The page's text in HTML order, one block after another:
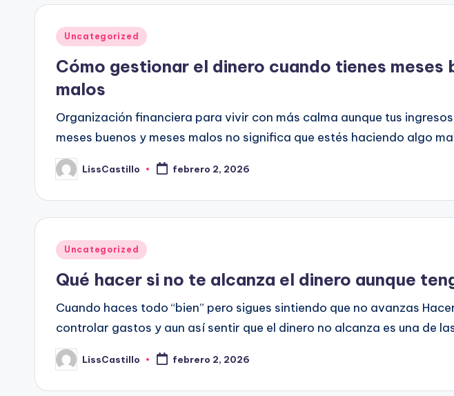
Publicado
Uncategorized
Cómo gestionar el dinero cuando tienes meses
malos
Organización financiera para vivir con más calma aunque tus
meses buenos y meses malos no significa que estés haciendo algo
Publicado
por
LissCastillo febrero 2, 2026
Publicado
Uncategorized
Qué hacer si no te alcanza el dinero aunque
Cuando haces todo “bien” pero sigues sintiendo que no avanzas
controlar gastos y aun así sentir que el dinero no alcanza es una de
Publicado
por
LissCastillo febrero 2, 2026